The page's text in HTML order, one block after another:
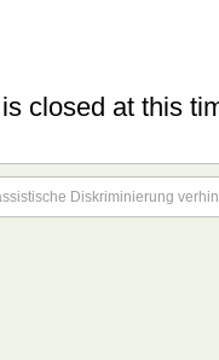
closed at this
Diskriminierung